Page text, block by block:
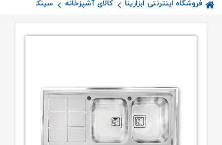
فروشگاه اینترنتی ابزارینا کالای آشپزخانه سینک آشپزخانه